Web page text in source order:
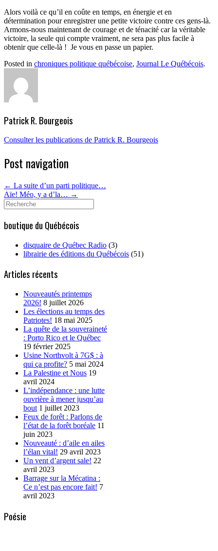
Alors voilà ce qu’il en coûte en temps, en énergie et en
détermination pour enregistrer une petite victoire contre ces gens-là.
Armons-nous maintenant de courage et de ténacité car la véritable
victoire, la seule qui compte vraiment, ne sera pas plus facile à
obtenir que celle-là ! Je vous en passe un papier.
Posted in chroniques politique québécoise, Journal Le Québécois.
Patrick R. Bourgeois
Consulter les publications de Patrick R. Bourgeois
Post navigation
← La suite d’un parti politique…
Aïe! Méo, y a d’la… →
Search
for:
boutique du Québécois
disquaire de Québec Radio (3)
librairie des éditions du Québécois (51)
Articles récents
Nouveautés printemps
2026! 8 juillet 2026
Les élections au temps des
Patriotes! 18 mai 2025
La quête de la souveraineté
: Porto Rico et le Québec
19 février 2025
Usine Northvolt à 7G$ : à
qui ça profite? 5 mai 2024
La Palestine et Nous 19
avril 2024
L’indépendance : une lutte
ouvrière à mener jusqu’au
bout 1 juillet 2023
Feux de forêt : Parlons de
l’état de la forêt boréale 11
juin 2023
Nouveauté : d’aile en ailes
l’élan vital! 29 avril 2023
Un vent d’argent sale! 22
avril 2023
Barrage sur la Mécatina :
Ce n’est pas encore fait! 7
avril 2023
Poésie